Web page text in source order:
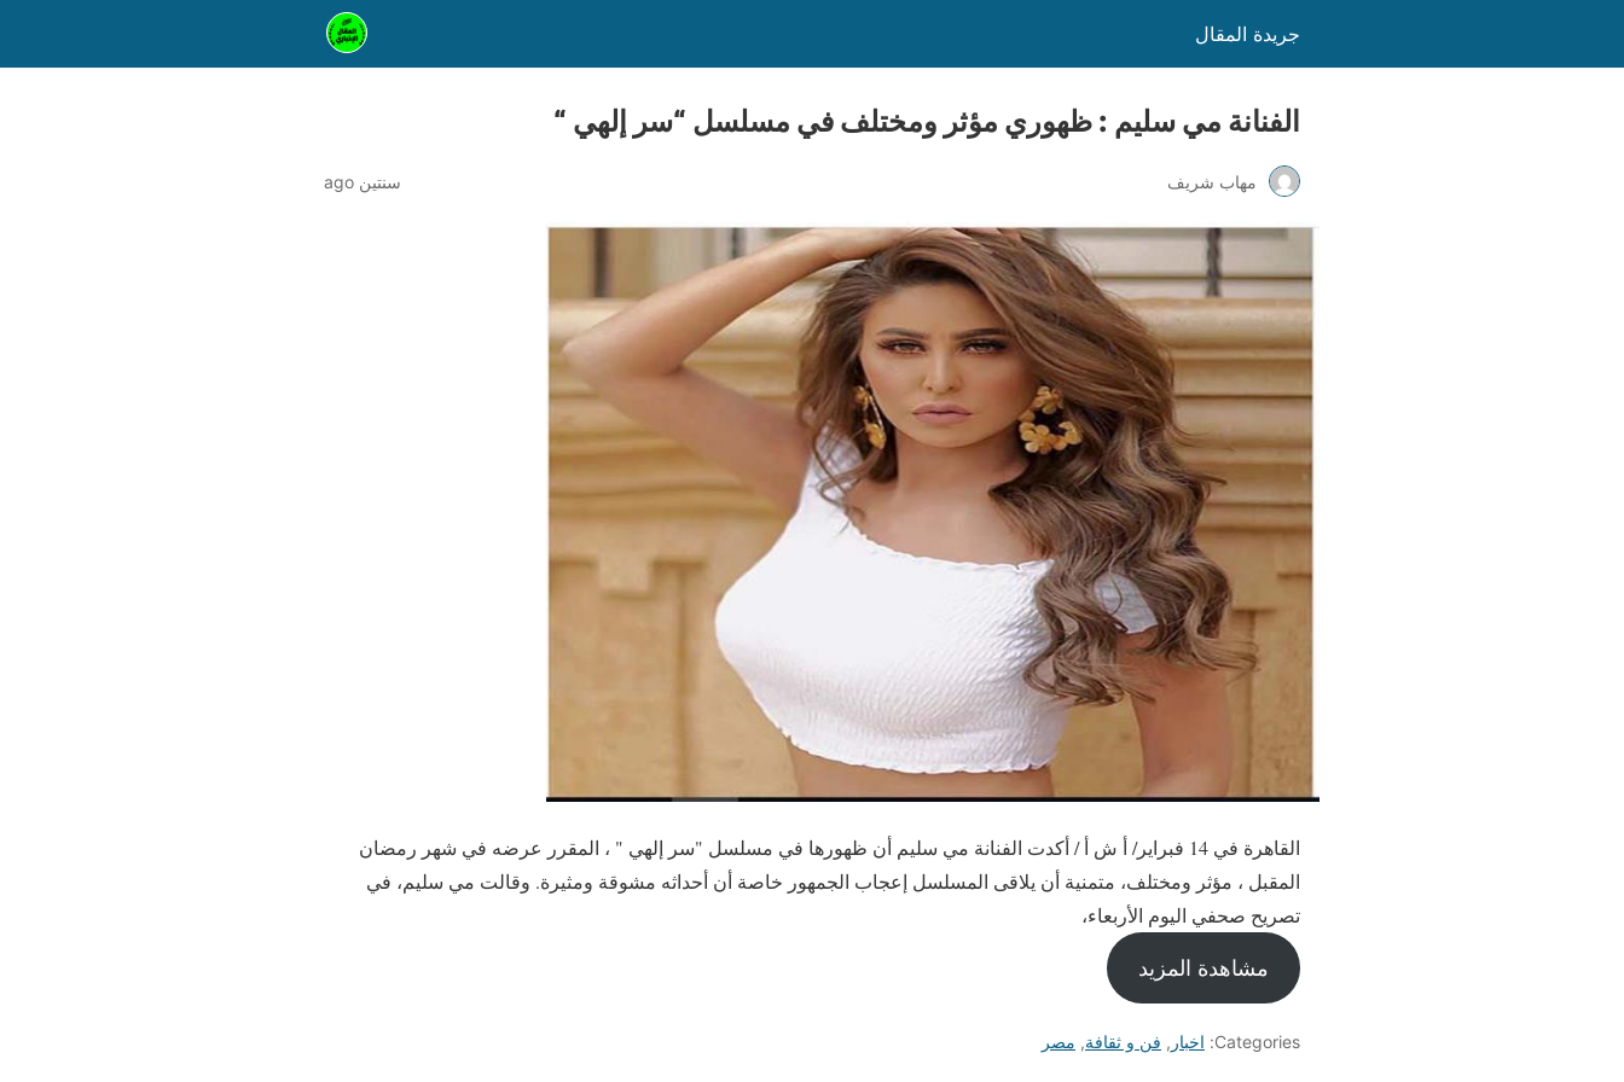
جريدة المقال
الفنانة مي سليم : ظهوري مؤثر ومختلف في مسلسل “سر إلهي “
مهاب شريف سنتين ago
القاهرة في 14 فبراير/ أ ش أ / أكدت الفنانة مي سليم أن ظهورها في مسلسل "سر إلهي " ، المقرر عرضه في شهر رمضان
المقبل ، مؤثر ومختلف، متمنية أن يلاقى المسلسل إعجاب الجمهور خاصة أن أحداثه مشوقة ومثيرة. وقالت مي سليم، في
تصريح صحفي اليوم الأربعاء،
مشاهدة المزيد
Categories: اخبار , فن و ثقافة, مصر